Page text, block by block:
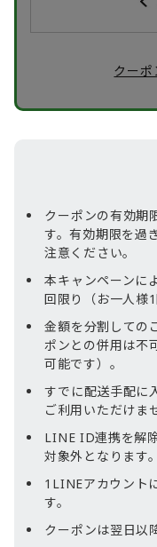
クーポ
クーポンの有効期
す。有効期限を過
注意ください。
本キャンペーンに
回限り（お一人様
金額を分割しての
ポンとの併用は不
可能です）。
すでに配送手配に
ご利用いただけま
LINE ID連携を解
対象外となります。
1LINEアカウント
す。
クーポンは翌日以